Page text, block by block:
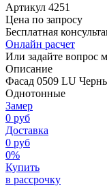
Артикул 4251
Цена по запросу
Бесплатная
Онлайн расчет
Или задайте вопрос
Описание
Фасад 0509 LU
Однотонные
Замер
0 руб
Доставка
0 руб
0%
Купить
в рассрочку